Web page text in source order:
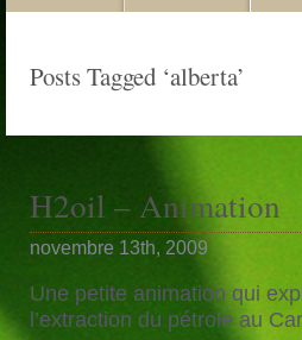
Posts Tagged ‘alberta’
H2oil – Animation
novembre 13th, 2009
Une petite animation qui
l’extraction du pétrole au